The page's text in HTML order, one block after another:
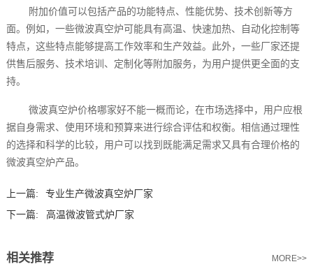
附加价值可以包括产品的功能特点、性能优势、技术创新等方
面。例如，一些微波真空炉可能具有高温、快速加热、自动化控制等
特点，这些特点能够提高工作效率和生产效益。此外，一些厂家还提
供售后服务、技术培训、定制化等附加服务，为用户提供更全面的支
持。
微波真空炉价格哪家好不能一概而论，在市场选择中，用户应根
据自身需求、使用环境和预算来进行综合评估和权衡。相信通过理性
的选择和科学的比较，用户可以找到既能满足需求又具有合理价格的
微波真空炉产品。
上一篇:
专业生产微波真空炉厂家
下一篇:
高温微波管式炉厂家
相关推荐 MORE>>